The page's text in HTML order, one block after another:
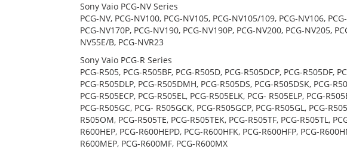
Sony Vaio PCG-NV Series
PCG-NV, PCG-NV100, PCG-NV105, PCG-NV105/109, PCG-NV106,
PCG-NV170P, PCG-NV190, PCG-NV190P, PCG-NV200, PCG-NV205,
NV55E/B, PCG-NVR23
Sony Vaio PCG-R Series
PCG-R505, PCG-R505BF, PCG-R505D, PCG-R505DCP, PCG-R505DF,
PCG-R505DLP, PCG-R505DMH, PCG-R505DS, PCG-R505DSK, PCG-
PCG-R505ECP, PCG-R505EL, PCG-R505ELK, PCG- R505ELP, PCG-
PCG-R505GC, PCG- R505GCK, PCG-R505GCP, PCG-R505GL, PCG-
R505OM, PCG-R505TE, PCG-R505TEK, PCG-R505TF, PCG-R505TL,
R600HEP, PCG-R600HEPD, PCG-R600HFK, PCG-R600HFP, PCG-
R600MEP, PCG-R600MF, PCG-R600MX